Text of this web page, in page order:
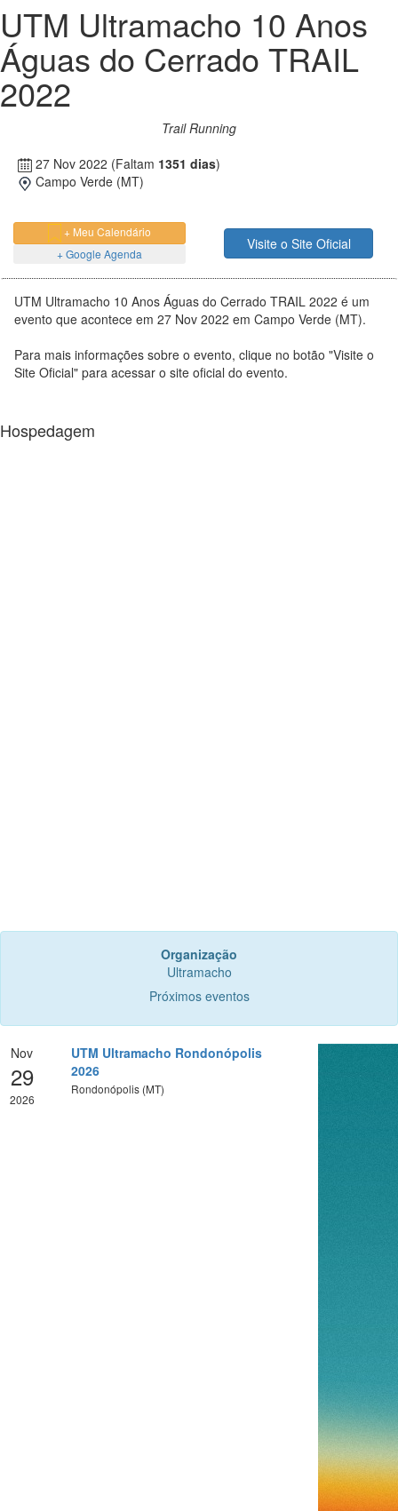
UTM Ultramacho 10 Anos
Águas do Cerrado TRAIL
2022
Trail Running
27 Nov 2022 (Faltam 1351 dias)
Campo Verde (MT)
+ Meu Calendário
+ Google Agenda
Visite o Site Oficial
UTM Ultramacho 10 Anos Águas do Cerrado TRAIL 2022 é um
evento que acontece em 27 Nov 2022 em Campo Verde (MT).
Para mais informações sobre o evento, clique no botão "Visite o
Site Oficial" para acessar o site oficial do evento.
Hospedagem
Organização
Ultramacho
Próximos eventos
Nov
29
2026
UTM Ultramacho Rondonópolis
2026
Rondonópolis (MT)